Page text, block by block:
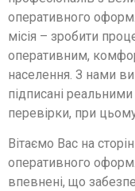
оперативного
місія – зробити
оперативним,
населення. З нами
підписані
перевірки, при
Вітаємо Вас на
оперативного
впевнені, що